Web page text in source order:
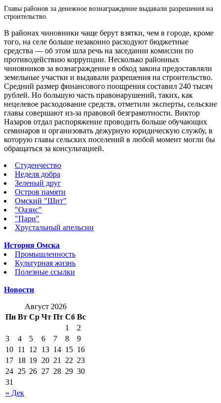
Главы районов за денежное вознаграждение выдавали разрешения на
строительство.
В районах чиновники чаще берут взятки, чем в городе, кроме
того, на селе больше незаконно расходуют бюджетные
средства — об этом шла речь на заседании комиссии по
противодействию коррупции. Несколько районных
чиновников за вознаграждение в обход закона предоставляли
земельные участки и выдавали разрешения на строительство.
Средний размер финансового поощрения составил 240 тысяч
рублей. Но большую часть правонарушений, таких, как
нецелевое расходование средств, отметили эксперты, сельские
главы совершают из-за правовой безграмотности. Виктор
Назаров отдал распоряжение проводить больше обучающих
семинаров и организовать дежурную юридическую службу, в
которую главы сельских поселений в любой момент могли бы
обращаться за консультацией.
Студенчество
Неделя добра
Зеленый друг
Остров памяти
Омский "Щит"
"Оазис"
"Пари"
Хрустальный апельсин
История Омска
Промышленность
Культурная жизнь
Полезные ссылки
Новости
Август 2026
Пн Вт Ср Чт Пт Сб Вс
« Дек
1
2
3
4 5 6 7 8
9
10 11 12 13 14 15 16
17 18 19 20 21 22 23
24 25 26 27 28 29 30
31